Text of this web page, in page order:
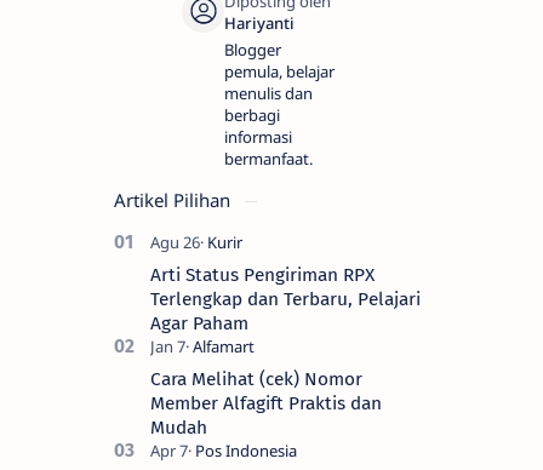
Blogger
pemula, belajar
menulis dan
berbagi
informasi
bermanfaat.
Artikel Pilihan
Arti Status Pengiriman RPX
Terlengkap dan Terbaru, Pelajari
Agar Paham
Cara Melihat (cek) Nomor
Member Alfagift Praktis dan
Mudah